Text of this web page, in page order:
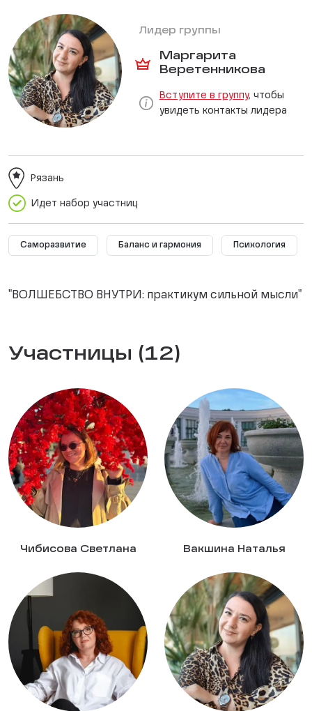
Лидер группы
Маргарита
Веретенникова
Вступите в группу, чтобы
увидеть контакты лидера
Идет набор участниц
Рязань
Саморазвитие Баланс и гармония Психология
"ВОЛШЕБСТВО ВНУТРИ: практикум сильной мысли"
Участницы (12)
Чибисова Светлана Вакшина Наталья